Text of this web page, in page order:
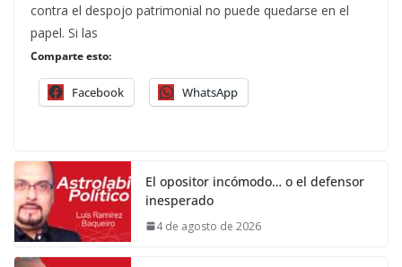
contra el despojo patrimonial no puede quedarse en el
papel. Si las
Comparte esto:
Facebook WhatsApp
El opositor incómodo… o el defensor
inesperado
4 de agosto de 2026